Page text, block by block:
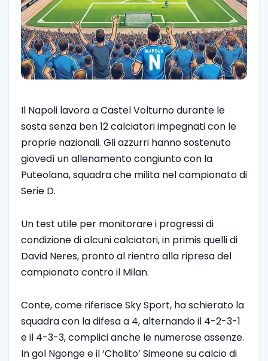
Il Napoli lavora a Castel Volturno durante le
sosta senza ben 12 calciatori impegnati con le
proprie nazionali. Gli azzurri hanno sostenuto
giovedì un allenamento congiunto con la
Puteolana, squadra che milita nel campionato di
Serie D.
Un test utile per monitorare i progressi di
condizione di alcuni calciatori, in primis quelli di
David Neres, pronto al rientro alla ripresa del
campionato contro il Milan.
Conte, come riferisce Sky Sport, ha schierato la
squadra con la difesa a 4, alternando il 4-2-3-1
e il 4-3-3, complici anche le numerose assenze.
In gol Ngonge e il ‘Cholito’ Simeone su calcio di